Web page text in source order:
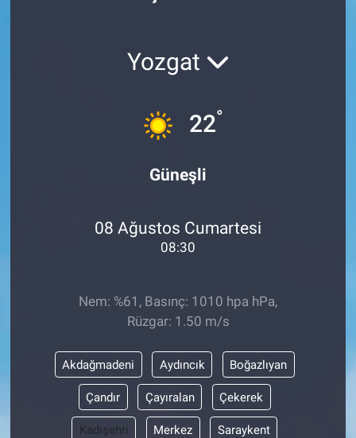
Yozgat
22°
Güneşli
08 Ağustos Cumartesi
08:30
Nem: %61, Basınç: 1010 hpa hPa,
Rüzgar: 1.50 m/s
Akdağmadeni Aydıncık Boğazlıyan
Çandır Çayıralan Çekerek
Kadışehri Merkez Saraykent
Bilim ve Teknoloji